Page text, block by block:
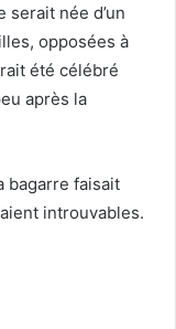
née d’un
opposées à
été célébré
après la
bagarre faisait
introuvables.